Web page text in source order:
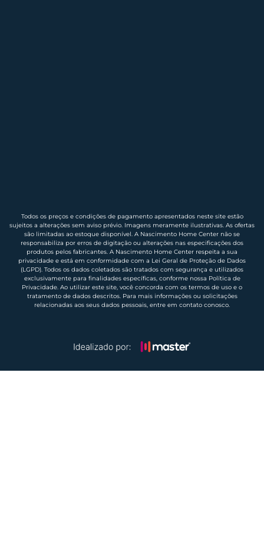
Todos os preços e condições de pagamento apresentados neste site estão
sujeitos a alterações sem aviso prévio. Imagens meramente ilustrativas. As ofertas
são limitadas ao estoque disponível. A Nascimento Home Center não se
responsabiliza por erros de digitação ou alterações nas especificações dos
produtos pelos fabricantes. A Nascimento Home Center respeita a sua
privacidade e está em conformidade com a Lei Geral de Proteção de Dados
(LGPD). Todos os dados coletados são tratados com segurança e utilizados
exclusivamente para finalidades específicas, conforme nossa Política de
Privacidade. Ao utilizar este site, você concorda com os termos de uso e o
tratamento de dados descritos. Para mais informações ou solicitações
relacionadas aos seus dados pessoais, entre em contato conosco.